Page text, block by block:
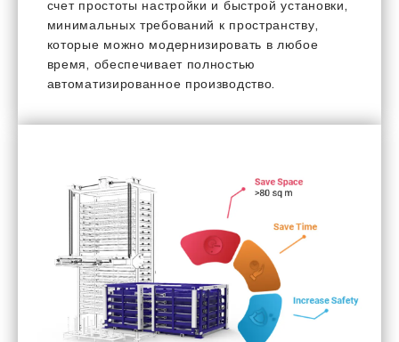
счет простоты настройки и быстрой установки,
минимальных требований к пространству,
которые можно модернизировать в любое
время, обеспечивает полностью
автоматизированное производство.